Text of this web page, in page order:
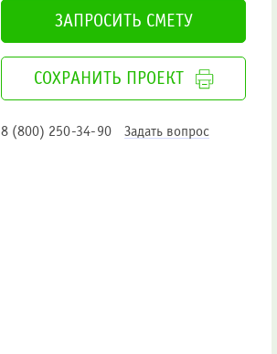
ЗАПРОСИТЬ СМЕТУ
СОХРАНИТЬ ПРОЕКТ
8 (800) 250-34-90 Задать вопрос